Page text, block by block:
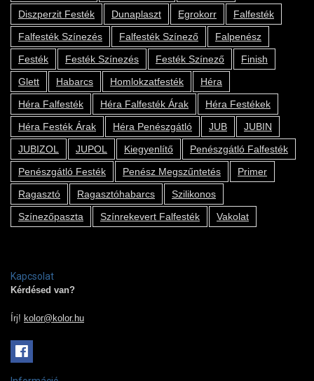
Diszperzit Festék
Dunaplaszt Egrokorr
Falfesték
Falfesték Színezés
Falfesték Színező
Falpenész
Festék
Festék Színezés Festék Színező
Finish
Glett
Habarcs Homlokzatfesték
Héra
Héra Falfesték
Héra Falfesték Árak
Héra Festékek
Héra Festék Árak
Héra Penészgátló JUB
JUBIN
JUBIZOL
JUPOL Kiegyenlítő
Penészgátló Falfesték
Penészgátló Festék
Penész Megszűntetés
Primer
Ragasztó
Ragasztóhabarcs
Szilikonos
Színezőpaszta
Színrekevert Falfesték Vakolat
Kapcsolat
Kérdésed van?
Írj! kolor@kolor.hu